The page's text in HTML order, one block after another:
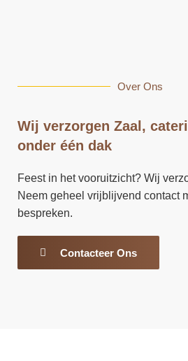
Over Ons
Wij verzorgen Zaal,
onder één dak
Feest in het vooruitzicht? Wij
Neem geheel vrijblijvend contact
bespreken.
Contacteer Ons